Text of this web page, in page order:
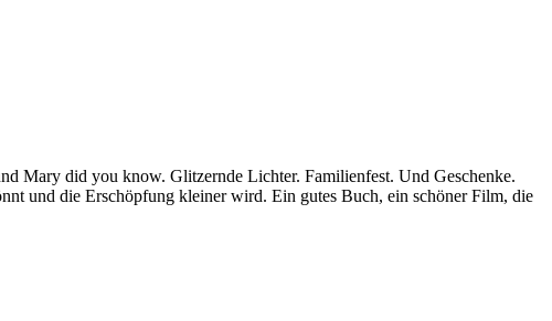
Mary did you know. Glitzernde Lichter. Familienfest. Und Geschenke.
und die Erschöpfung kleiner wird. Ein gutes Buch, ein schöner Film, die